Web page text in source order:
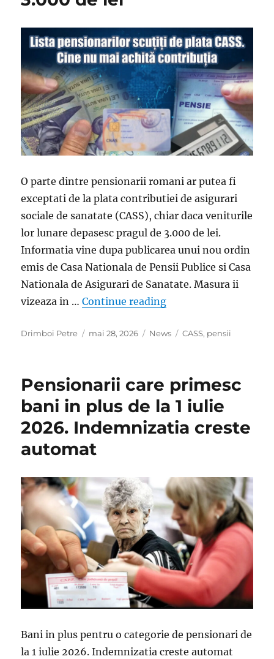
O parte dintre pensionarii romani ar putea fi
exceptati de la plata contributiei de asigurari
sociale de sanatate (CASS), chiar daca veniturile
lor lunare depasesc pragul de 3.000 de lei.
Informatia vine dupa publicarea unui nou ordin
emis de Casa Nationala de Pensii Publice si Casa
Nationala de Asigurari de Sanatate. Masura ii
vizeaza in …Continue reading„Cine sunt
Author
Drimboi Petre
Posted
mai 28, 2026 Categories
News Tags
CASS, pensii
Pensionarii care primesc
bani in plus de la 1 iulie
2026. Indemnizatia creste
automat
Bani in plus pentru o categorie de pensionari de
la 1 iulie 2026. Indemnizatia creste automat